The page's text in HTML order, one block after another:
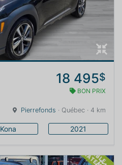
18 495$
BON PRIX
Pierrefonds · Québec · 4 km
Kona 2021